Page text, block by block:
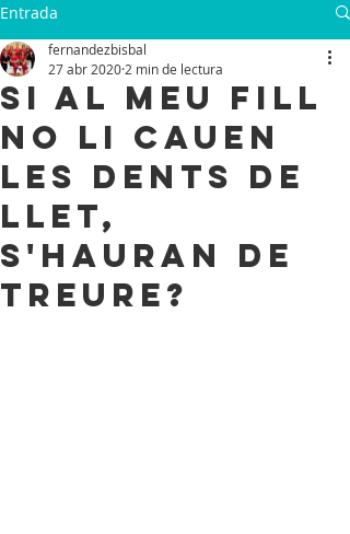
Entrada
Si al meu fill
no li cauen
les dents de
llet,
s'hauran de
treure?
fernandezbisbal
27 abr 2020 2 min de lectura